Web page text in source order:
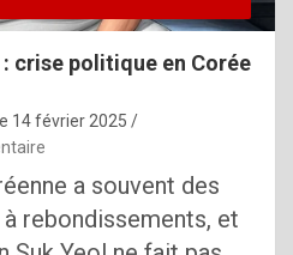
crise politique en Corée
14 février 2025
a souvent des
rebondissements, et